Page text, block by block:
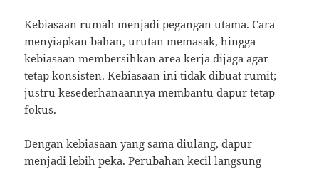
Kebiasaan rumah menjadi pegangan utama. Cara
menyiapkan bahan, urutan memasak, hingga
kebiasaan membersihkan area kerja dijaga agar
tetap konsisten. Kebiasaan ini tidak dibuat rumit;
justru kesederhanaannya membantu dapur tetap
fokus.
Dengan kebiasaan yang sama diulang, dapur
menjadi lebih peka. Perubahan kecil langsung